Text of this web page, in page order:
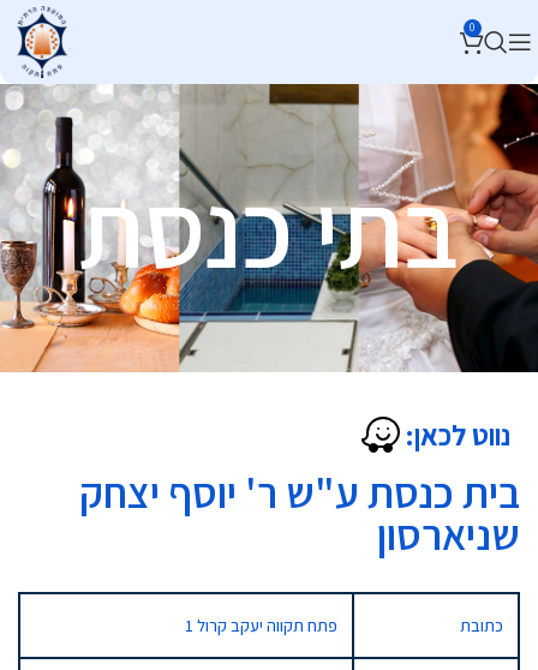
0
בתי כנסת
נווט לכאן:
בית כנסת ע"ש ר' יוסף יצחק
שניארסון
כתובת פתח תקווה יעקב קרול 1